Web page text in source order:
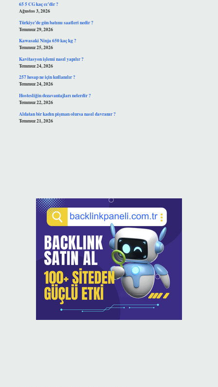
65 5 CG kaç cc’dir ?
Ağustos 3, 2026
Türkiye’de gün batımı saatleri nedir ?
Temmuz 29, 2026
Kawasaki Ninja 650 kaç kg ?
Temmuz 25, 2026
Kavitasyon işlemi nasıl yapılır ?
Temmuz 24, 2026
257 hesap ne için kullanılır ?
Temmuz 24, 2026
Hostesliğin dezavantajları nelerdir ?
Temmuz 22, 2026
Aldatan bir kadın pişman olursa nasıl davranır ?
Temmuz 21, 2026